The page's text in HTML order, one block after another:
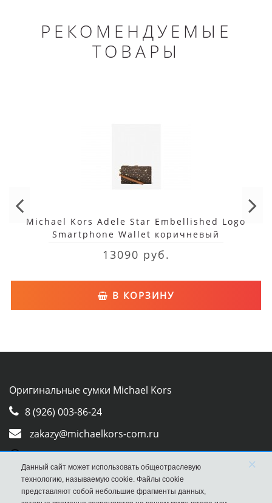
РЕКОМЕНДУЕМЫЕ
ТОВАРЫ
Michael Kors Adele Star Embellished Logo
Smartphone Wallet коричневый
13090 руб.
В КОРЗИНУ
Оригинальные сумки Michael Kors
8 (926) 003-86-24
zakazy@michaelkors-com.ru
Whatsapp
Viber
Данный сайт может использовать общеотраслевую
технологию, называемую cookie. Файлы cookie
представляют собой небольшие фрагменты данных,
×